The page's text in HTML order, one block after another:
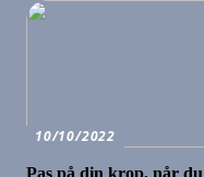
10/10/2022
Pas på din krop, når du